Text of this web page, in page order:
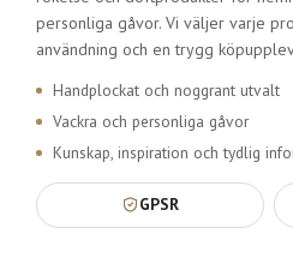
personliga gåvor. Vi väljer varje
användning och en trygg
Handplockat och noggrant utvalt
Vackra och personliga gåvor
Kunskap, inspiration och tydlig
GPSR